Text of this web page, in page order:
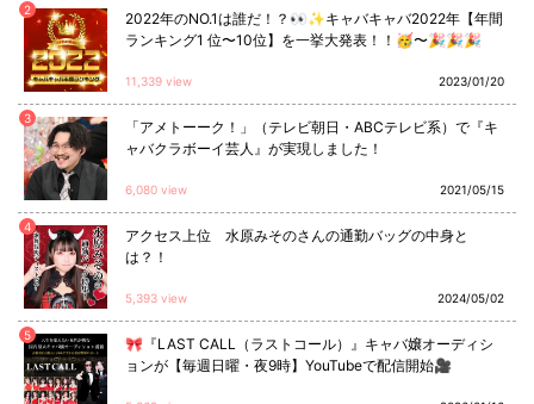
2
2022年のNO.1は誰だ！？👀✨キャバキャバ2022年【年間
ランキング1 位〜10位】を一挙大発表！！🥳〜🎉🎉🎉
11,339 view 2023/01/20
3
「アメトーーク！」（テレビ朝日・ABCテレビ系）で『キ
ャバクラボーイ芸人』が実現しました！
6,080 view 2021/05/15
4
アクセス上位 水原みそのさんの通勤バッグの中身と
は？！
5,393 view 2024/05/02
5
🎀『LAST CALL（ラストコール）』キャバ嬢オーディシ
ョンが【毎週日曜・夜9時】YouTubeで配信開始🎥